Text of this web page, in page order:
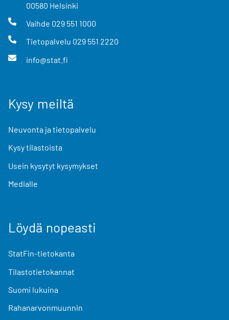
00580 Helsinki
Vaihde 029 551 1000
Tietopalvelu 029 551 2220
info@stat.fi
Kysy meiltä
Neuvonta ja tietopalvelu
Kysy tilastoista
Usein kysytyt kysymykset
Medialle
Löydä nopeasti
StatFin-tietokanta
Tilastotietokannat
Suomi lukuina
Rahanarvonmuunnin